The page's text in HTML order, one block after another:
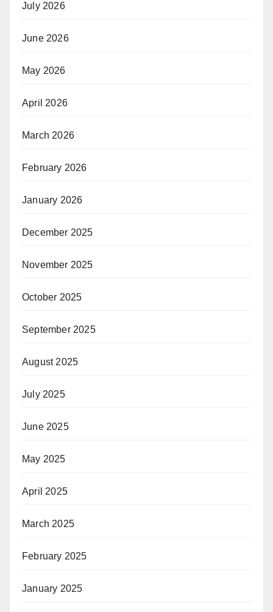
July 2026
June 2026
May 2026
April 2026
March 2026
February 2026
January 2026
December 2025
November 2025
October 2025
September 2025
August 2025
July 2025
June 2025
May 2025
April 2025
March 2025
February 2025
January 2025